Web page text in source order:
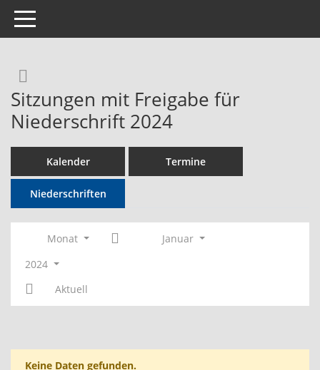
Toggle navigation
Sitzungen mit Freigabe für
Niederschrift 2024
Kalender Termine
Niederschriften
Monat
Januar
2024
Aktuell
Keine Daten gefunden.